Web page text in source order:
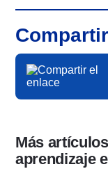
Más
aprendizaje